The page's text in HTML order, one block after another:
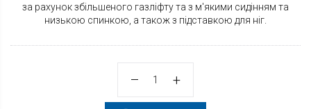
за рахунок збільшеного газліфту та з м'якими сидінням та
низькою спинкою, а також з підставкою для ніг.